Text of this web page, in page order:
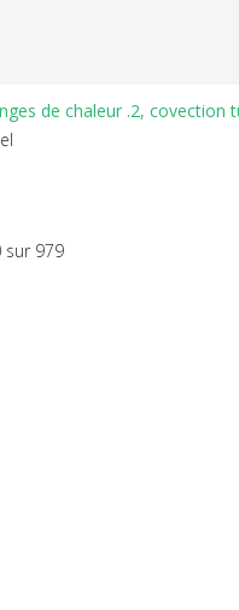
de chaleur .2, covection
sur 979